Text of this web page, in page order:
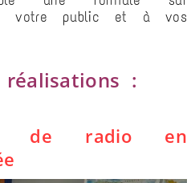
à votre public et à vos
:
de radio en